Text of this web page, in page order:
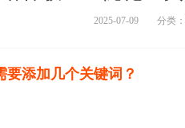
2025-07-09 分类：
要添加几个关键词？